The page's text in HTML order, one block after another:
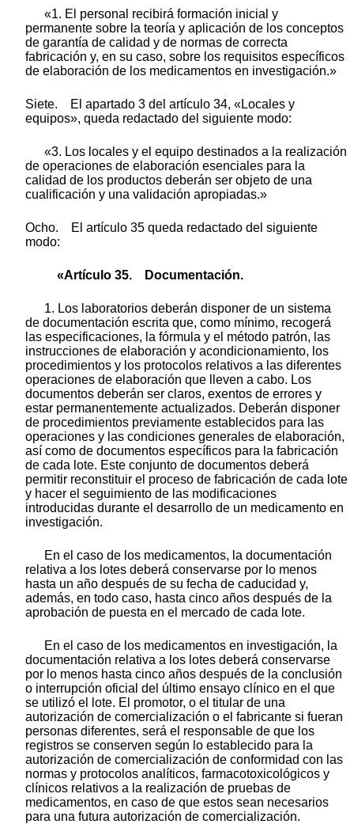
«1. El personal recibirá formación inicial y
permanente sobre la teoría y aplicación de los conceptos
de garantía de calidad y de normas de correcta
fabricación y, en su caso, sobre los requisitos específicos
de elaboración de los medicamentos en investigación.»
Siete. El apartado 3 del artículo 34, «Locales y
equipos», queda redactado del siguiente modo:
«3. Los locales y el equipo destinados a la realización
de operaciones de elaboración esenciales para la
calidad de los productos deberán ser objeto de una
cualificación y una validación apropiadas.»
Ocho. El artículo 35 queda redactado del siguiente
modo:
«Artículo 35. Documentación.
1. Los laboratorios deberán disponer de un sistema
de documentación escrita que, como mínimo, recogerá
las especificaciones, la fórmula y el método patrón, las
instrucciones de elaboración y acondicionamiento, los
procedimientos y los protocolos relativos a las diferentes
operaciones de elaboración que lleven a cabo. Los
documentos deberán ser claros, exentos de errores y
estar permanentemente actualizados. Deberán disponer
de procedimientos previamente establecidos para las
operaciones y las condiciones generales de elaboración,
así como de documentos específicos para la fabricación
de cada lote. Este conjunto de documentos deberá
permitir reconstituir el proceso de fabricación de cada lote
y hacer el seguimiento de las modificaciones
introducidas durante el desarrollo de un medicamento en
investigación.
En el caso de los medicamentos, la documentación
relativa a los lotes deberá conservarse por lo menos
hasta un año después de su fecha de caducidad y,
además, en todo caso, hasta cinco años después de la
aprobación de puesta en el mercado de cada lote.
En el caso de los medicamentos en investigación, la
documentación relativa a los lotes deberá conservarse
por lo menos hasta cinco años después de la conclusión
o interrupción oficial del último ensayo clínico en el que
se utilizó el lote. El promotor, o el titular de una
autorización de comercialización o el fabricante si fueran
personas diferentes, será el responsable de que los
registros se conserven según lo establecido para la
autorización de comercialización de conformidad con las
normas y protocolos analíticos, farmacotoxicológicos y
clínicos relativos a la realización de pruebas de
medicamentos, en caso de que estos sean necesarios
para una futura autorización de comercialización.